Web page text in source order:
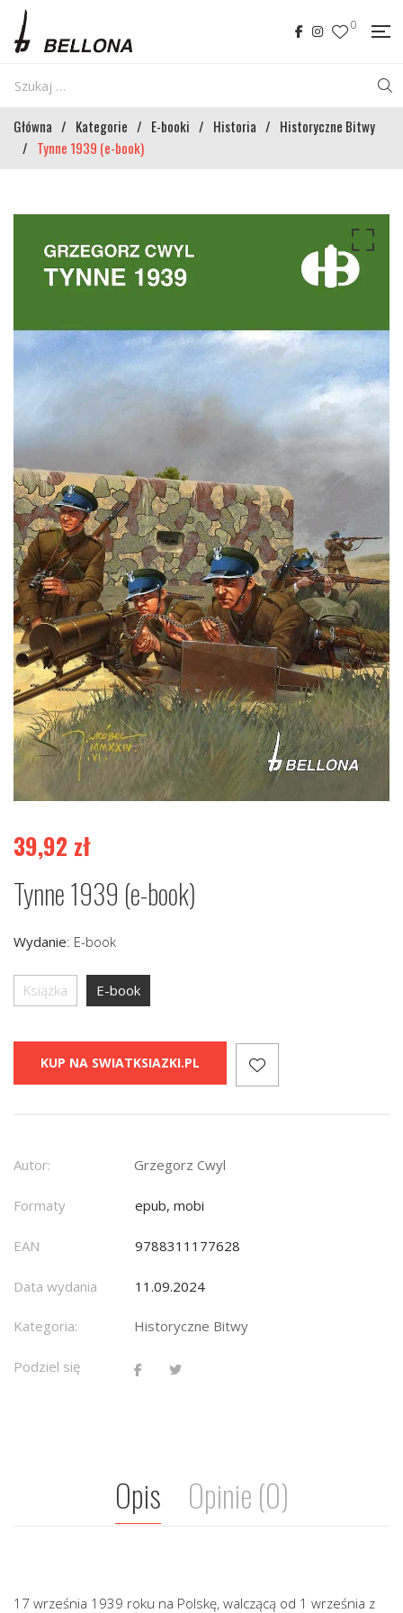
0
Główna / Kategorie / E-booki / Historia / Historyczne Bitwy
/ Tynne 1939 (e-book)
39,92 zł
Tynne 1939 (e-book)
Wydanie: E-book
Książka E-book
KUP NA SWIATKSIAZKI.PL
Autor: Grzegorz Cwyl
Formaty epub, mobi
EAN 9788311177628
Data wydania 11.09.2024
Kategoria: Historyczne Bitwy
Podziel się
Opis Opinie (0)
17 września 1939 roku na Polskę, walczącą od 1 września z